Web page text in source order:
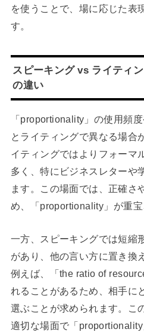
を使うことで、場に応じた表
す。
スピーキング vs ライティ
の違い
「proportionality」の使用頻
とライティングで異なる場合
イティングではよりフォーマ
多く、特にビジネスレターや
ます。この場面では、正確さ
め、「proportionality」が重宝
一方、スピーキングでは短縮
があり、他の言い方に置き換
例えば、「the ratio of
れることがあるため、相手に
選ぶことが求められます。こ
適切な場面で「